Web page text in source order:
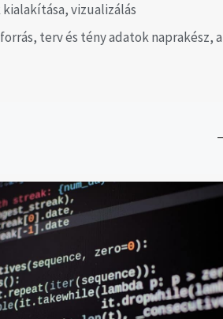
vizualizálás
terv és tény adatok